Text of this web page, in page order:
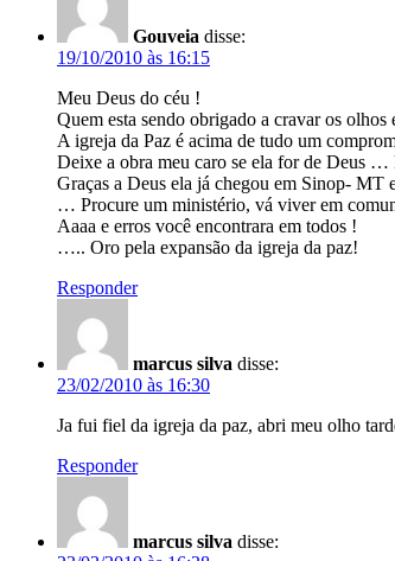
Gouveia disse:
19/10/2010 às 16:15
Meu Deus do céu !
Quem esta sendo obrigado a cravar os
A igreja da Paz é acima de tudo um
Deixe a obra meu caro se ela for de Deus …
Graças a Deus ela já chegou em Sinop- MT
… Procure um ministério, vá viver em
Aaaa e erros você encontrara em todos !
….. Oro pela expansão da igreja da paz!
Responder
marcus silva disse:
23/02/2010 às 16:30
Ja fui fiel da igreja da paz, abri meu olho
Responder
marcus silva disse: